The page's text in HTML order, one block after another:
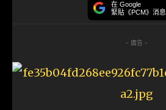
在 Google
緊貼《PCM》消息
- 廣告 -